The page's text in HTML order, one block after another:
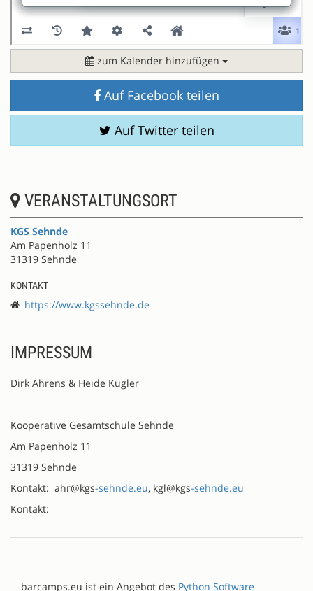
zum Kalender hinzufügen
Auf Facebook teilen
Auf Twitter teilen
VERANSTALTUNGSORT
KGS Sehnde
Am Papenholz 11
31319 Sehnde
KONTAKT
https://www.kgssehnde.de
IMPRESSUM
Dirk Ahrens & Heide Kügler
Kooperative Gesamtschule Sehnde
Am Papenholz 11
31319 Sehnde
Kontakt: ahr@kgs-sehnde.eu, kgl@kgs-sehnde.eu
Kontakt:
barcamps.eu ist ein Angebot des Python Software